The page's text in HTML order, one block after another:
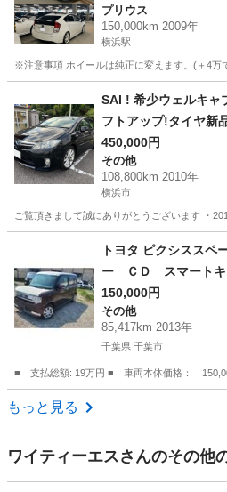
プリウス
150,000km 2009年
横浜駅
※注意事項 ホイールは純正に変えます。(＋4万
横浜駅 プリウス
SAI ! 希少ウェルキャ
フトアップ!タイヤ新
450,000円
その他
108,800km 2010年
横浜市
ご覧頂きまして誠にありがとうございます ・
その他
トヨタ ピクシスス
ー ＣＤ スマート
ヤホイール１４イン
（車検整備付）
150,000円
その他
85,417km 2013年
千葉県 千葉市
■ 支払総額: 19万円 ■ 車両本体価格：
千葉 千葉市
もっと見る
ワイティーエスさんのその他